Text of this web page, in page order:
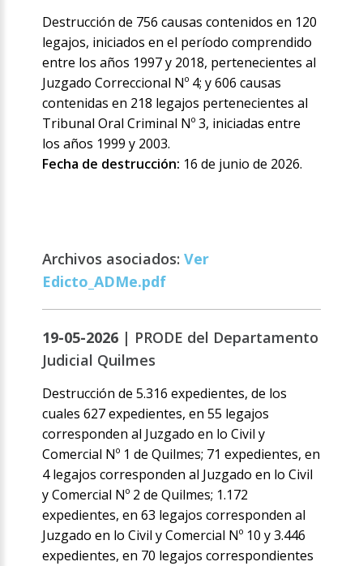
Destrucción de 756 causas contenidos en 120
legajos, iniciados en el período comprendido
entre los años 1997 y 2018, pertenecientes al
Juzgado Correccional Nº 4; y 606 causas
contenidas en 218 legajos pertenecientes al
Tribunal Oral Criminal Nº 3, iniciadas entre
los años 1999 y 2003.
Fecha de destrucción: 16 de junio de 2026.
Archivos asociados:Ver
Edicto_ADMe.pdf
19-05-2026 | PRODE del Departamento
Judicial Quilmes
Destrucción de 5.316 expedientes, de los
cuales 627 expedientes, en 55 legajos
corresponden al Juzgado en lo Civil y
Comercial Nº 1 de Quilmes; 71 expedientes, en
4 legajos corresponden al Juzgado en lo Civil
y Comercial Nº 2 de Quilmes; 1.172
expedientes, en 63 legajos corresponden al
Juzgado en lo Civil y Comercial Nº 10 y 3.446
expedientes, en 70 legajos correspondientes